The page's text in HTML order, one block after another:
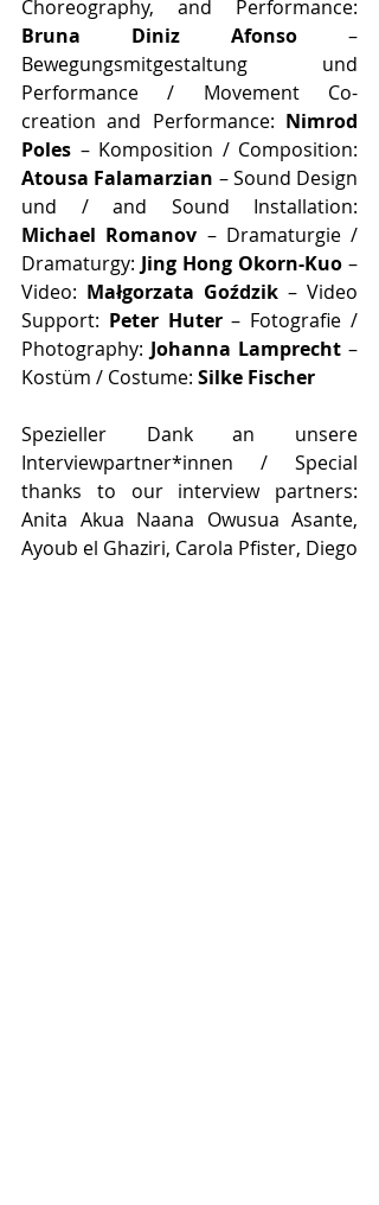
Bruna Diniz Afonso –
Bewegungsmitgestaltung und
Performance / Movement Co-
creation and Performance: Nimrod
Poles
Atousa Falamarzian – Sound Design
Michael Romanov – Dramaturgie /
Dramaturgy: Jing Hong Okorn-Kuo –
Video: Małgorzata Goździk – Video
Support: Peter Huter – Fotografie /
Photography: Johanna Lamprecht –
Kostüm / Costume: Silke Fischer
Spezieller Dank an unsere
Interviewpartner*innen / Special
thanks to our interview partners:
Anita Akua Naana Owusua Asante,
Ayoub el Ghaziri, Carola Pfister, Diego